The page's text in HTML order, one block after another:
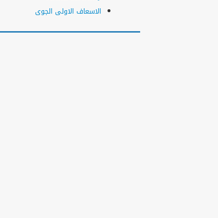
الاسعاف الاولى الجوى